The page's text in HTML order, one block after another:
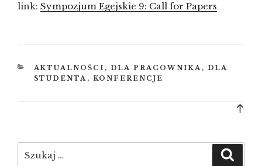
link: Sympozjum Egejskie 9: Call for Papers
KATEGORIE
AKTUALNOŚCI , DLA PRACOWNIKA , DLA
STUDENTA , KONFERENCJE